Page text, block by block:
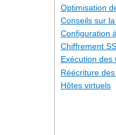
Optimisation
Conseils sur
Configuration
Chiffrement
Exécution des
Réécriture
Hôtes virtuels